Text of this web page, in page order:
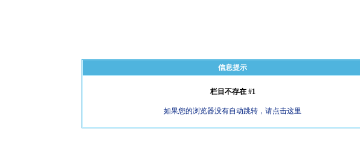
信息提示
栏目不存在 #1
如果您的浏览器没有自动跳转，请点击这里